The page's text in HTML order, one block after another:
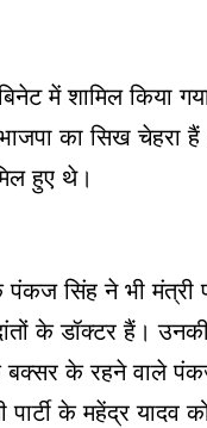
में शामिल किया
भाजपा का सिख
हुए थे।
पंकज सिंह ने भी
के डॉक्टर हैं। उनकी
बक्सर के रहने वाले
के महेंद्र यादव